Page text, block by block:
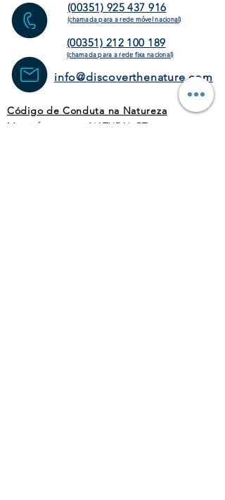
(00351) 925 437 916
(chamada para a rede móvel nacional)
(00351) 212 100 189
(chamada para a rede fixa nacional)
info@discoverthenature.com
Código de Conduta na Natureza
Mais informações: NATURAL .PT